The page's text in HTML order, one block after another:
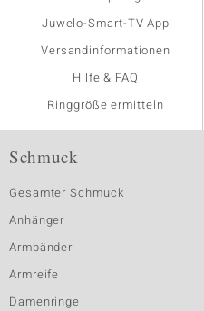
Juwelo-Smart-TV App
Versandinformationen
Hilfe & FAQ
Ringgröße ermitteln
Schmuck
Gesamter Schmuck
Anhänger
Armbänder
Armreife
Damenringe